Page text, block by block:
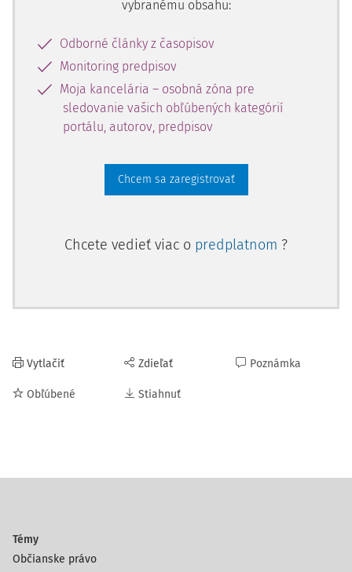
vybranému obsahu:
Odborné články z časopisov
Monitoring predpisov
Moja kancelária – osobná zóna pre
sledovanie vašich obľúbených kategórií
portálu, autorov, predpisov
Chcem sa zaregistrovať
Chcete vedieť viac o predplatnom ?
Vytlačiť
Obľúbené
Zdieľať
Stiahnuť
Poznámka
Témy
Občianske právo